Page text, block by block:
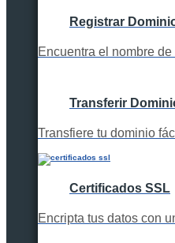
Registrar
Encuentra el nombre
Transferir
Transfiere tu dominio
Certificados SSL
Encripta tus datos con